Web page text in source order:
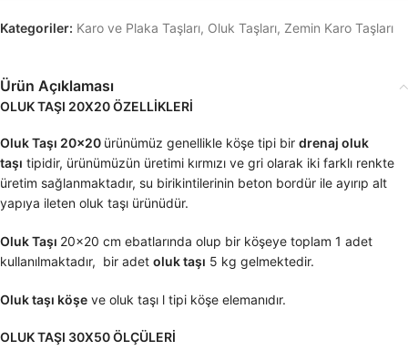
Kategoriler: Karo ve Plaka Taşları, Oluk Taşları, Zemin Karo Taşları
Ürün Açıklaması
OLUK TAŞI 20X20 ÖZELLİKLERİ
Oluk Taşı 20×20 ürünümüz genellikle köşe tipi bir drenaj oluk
taşı tipidir, ürünümüzün üretimi kırmızı ve gri olarak iki farklı renkte
üretim sağlanmaktadır, su birikintilerinin beton bordür ile ayırıp alt
yapıya ileten oluk taşı ürünüdür.
Oluk Taşı 20×20 cm ebatlarında olup bir köşeye toplam 1 adet
kullanılmaktadır, bir adet oluk taşı 5 kg gelmektedir.
Oluk taşı köşe ve oluk taşı l tipi köşe elemanıdır.
OLUK TAŞI 30X50 ÖLÇÜLERİ